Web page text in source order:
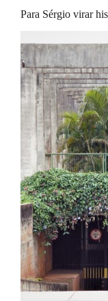
Para Sérgio virar